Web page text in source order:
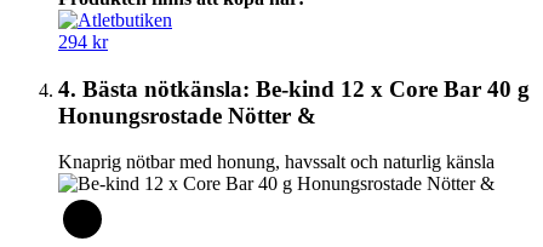
294 kr
4. Bästa nötkänsla: Be-kind 12 x Core Bar 40 g
Honungsrostade Nötter &
Knaprig nötbar med honung, havssalt och naturlig känsla